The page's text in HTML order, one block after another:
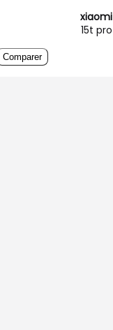
xiaomi
15t pro
Comparer